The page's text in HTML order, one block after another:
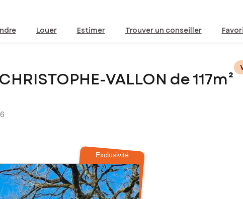
Louer Estimer Trouver un conseiller
VALLON de 117m²
Exclusivité